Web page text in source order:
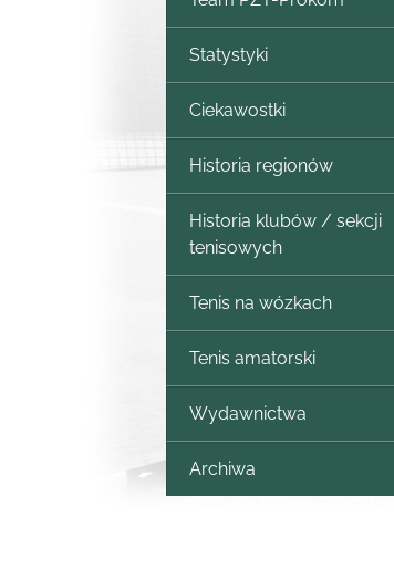
Statystyki
Ciekawostki
Historia regionów
Historia klubów / sekcji
tenisowych
Tenis na wózkach
Tenis amatorski
Wydawnictwa
Archiwa